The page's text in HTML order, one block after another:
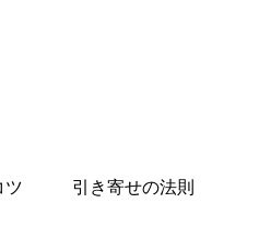
ツ 引き寄せの法則